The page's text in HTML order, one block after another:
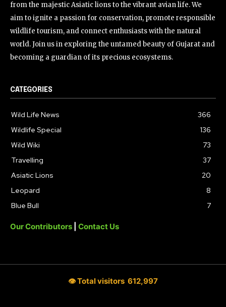
from the majestic Asiatic lions to the vibrant avian life. We
aim to ignite a passion for conservation, promote responsible
wildlife tourism, and connect enthusiasts with the natural
world. Join us in exploring the untamed beauty of Gujarat and
becoming a guardian of its precious ecosystems.
CATEGORIES
Wild Life News
366
Wildlife Special
136
Wild Wiki
73
Travelling
37
Asiatic Lions
20
Leopard
8
Blue Bull
7
Our Contributors Contact Us
👁 Total visitors 612,997